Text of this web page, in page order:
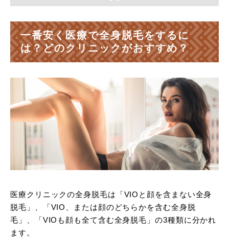
一番安く医療で全身脱毛をするに
は？どのクリニックがおすすめ？
医療クリニックの全身脱毛は「VIOと顔を含まない全身
脱毛」、「VIO、または顔のどちらかを含む全身脱
毛」、「VIOも顔も全て含む全身脱毛」の3種類に分かれ
ます。